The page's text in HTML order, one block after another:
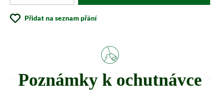
Přidat na seznam přání
Poznámky k ochutnávce